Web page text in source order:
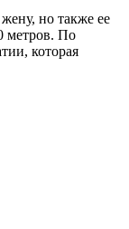
но также ее
метров. По
которая